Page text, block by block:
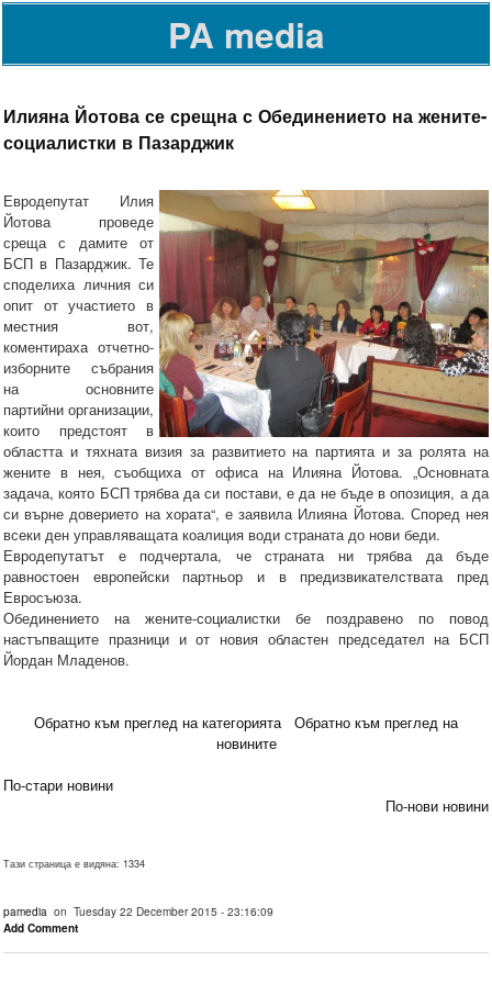
PA media
Илияна Йотова се срещна с Обединението на жените-
социалистки в Пазарджик
Евродепутат Илия
Йотова проведе
среща с дамите от
БСП в Пазарджик. Те
споделиха личния си
опит от участието в
местния вот,
коментираха отчетно-
изборните събрания
на основните
партийни организации,
които предстоят в
областта и тяхната визия за развитието на партията и за ролята на
жените в нея, съобщиха от офиса на Илияна Йотова. „Основната
задача, която БСП трябва да си постави, е да не бъде в опозиция, а да
си върне доверието на хората“, е заявила Илияна Йотова. Според нея
всеки ден управляващата коалиция води страната до нови беди.
Евродепутатът е подчертала, че страната ни трябва да бъде
равностоен европейски партньор и в предизвикателствата пред
Евросъюза.
Обединението на жените-социалистки бе поздравено по повод
настъпващите празници и от новия областен председател на БСП
Йордан Младенов.
Обратно към преглед на категорията
Обратно към преглед на
новините
По-стари новини
По-нови новини
Тази страница е видяна: 1334
pamedia on Tuesday 22 December 2015 - 23:16:09
Add Comment